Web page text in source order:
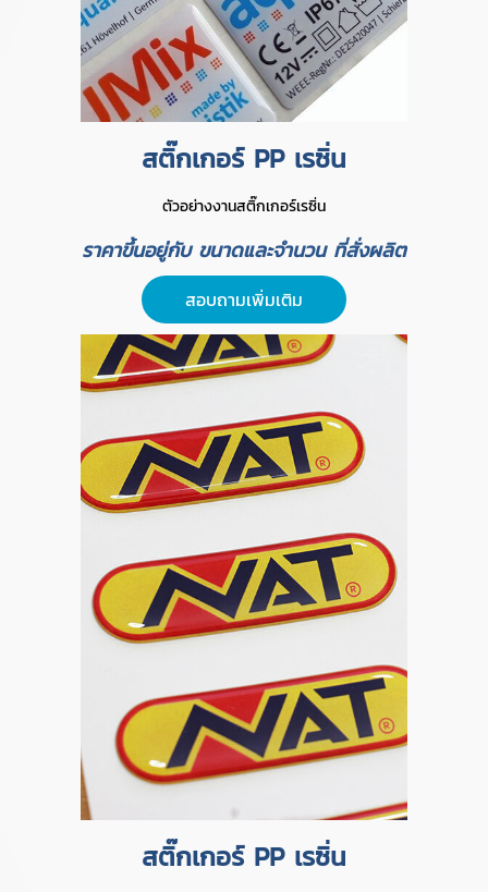
สติ๊กเกอร์ PP เรซิ่น
ตัวอย่างงานสติ๊กเกอร์เรซิ่น
ราคาขึ้นอยู่กับ ขนาดและจำนวน ที่สั่งผลิต
สอบถามเพิ่มเติม
สติ๊กเกอร์ PP เรซิ่น